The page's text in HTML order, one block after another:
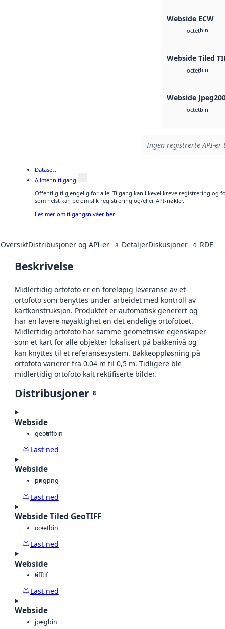
Webside ECW
octetbin
Webside Tiled
octetbin
Webside
octetbin
Ingen registrerte API-
Datasett
Allmenn tilgang
Offentlig tilgjengelig for alle. Tilgang kan likevel kreve registrering og
som helst kan be om slik registrering og/eller API-nøkler.
Les mer om tilgangsnivåer her
OversiktDistribusjoner og API-er 8 DetaljerDiskusjoner 0 RDF
Beskrivelse
Midlertidig ortofoto er en foreløpig leveranse av et
ortofoto som benyttes under arbeidet med kontroll av
kartkonstruksjon. Produktet er automatisk generert og
har en lavere nøyaktighet en det endelige ortofotoet.
Midlertidig ortofoto har samme geometriske egenskaper
som et kart for alle objekter lokalisert på bakkenivå og
kan knyttes til et referansesystem. Bakkeoppløsning på
ortofoto varierer fra 0,04 m til 0,5 m. Tidligere ble
midlertidig ortofoto kalt rektifiserte bilder.
Distribusjoner 8
Webside
geotiffbin
Last ned
Webside
pngpng
Last ned
Webside Tiled GeoTIFF
octetbin
Last ned
Webside
tifftif
Last ned
Webside
jpegbin